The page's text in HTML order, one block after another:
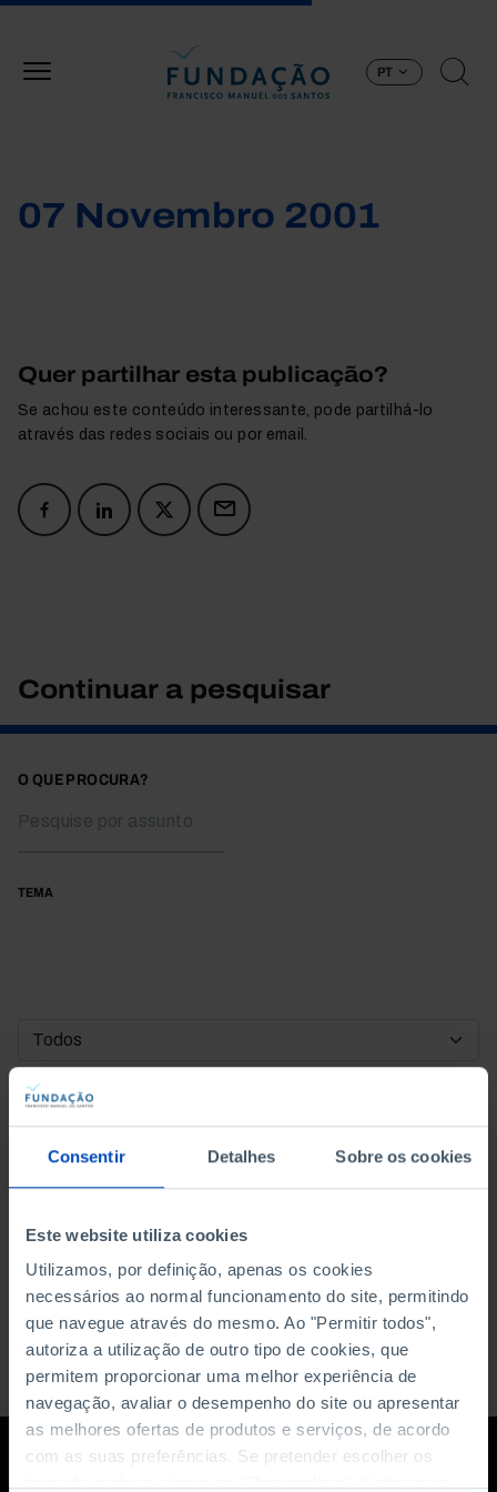
Consentir Detalhes Sobre os cookies
Este website utiliza cookies
Utilizamos, por definição, apenas os cookies
necessários ao normal funcionamento do site, permitindo
que navegue através do mesmo. Ao "Permitir todos",
autoriza a utilização de outro tipo de cookies, que
permitem proporcionar uma melhor experiência de
navegação, avaliar o desempenho do site ou apresentar
as melhores ofertas de produtos e serviços, de acordo
com as suas preferências. Se pretender escolher os
PT
07 Novembro 2001
Quer partilhar esta publicação?
Se achou este conteúdo interessante, pode partilhá-lo
através das redes sociais ou por email.
Continuar a pesquisar
O QUE PROCURA?
TEMA
DATA DE INÍCIO
DATA DE FIM